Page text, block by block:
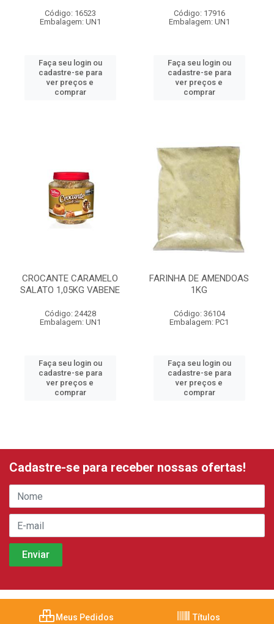
Código: 16523
Embalagem: UN1
Faça seu login ou
cadastre-se para
ver preços e
comprar
Código: 17916
Embalagem: UN1
Faça seu login ou
cadastre-se para
ver preços e
comprar
CROCANTE CARAMELO
SALATO 1,05KG VABENE
Código: 24428
Embalagem: UN1
Faça seu login ou
cadastre-se para
ver preços e
comprar
FARINHA DE AMENDOAS
1KG
Código: 36104
Embalagem: PC1
Faça seu login ou
cadastre-se para
ver preços e
comprar
Cadastre-se para receber nossas ofertas!
Meus Pedidos Títulos